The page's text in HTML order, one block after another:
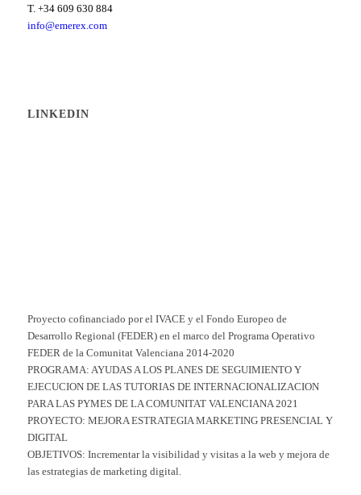
T. +34 609 630 884
info@emerex.com
LINKEDIN
Proyecto cofinanciado por el IVACE y el Fondo Europeo de
Desarrollo Regional (FEDER) en el marco del Programa Operativo
FEDER de la Comunitat Valenciana 2014-2020
PROGRAMA: AYUDAS A LOS PLANES DE SEGUIMIENTO Y
EJECUCION DE LAS TUTORIAS DE INTERNACIONALIZACION
PARA LAS PYMES DE LA COMUNITAT VALENCIANA 2021
PROYECTO: MEJORA ESTRATEGIA MARKETING PRESENCIAL Y
DIGITAL
OBJETIVOS: Incrementar la visibilidad y visitas a la web y mejora de
las estrategias de marketing digital.